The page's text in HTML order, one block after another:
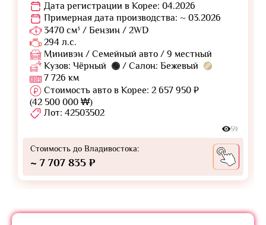
Дата регистрации в Корее: 04.2026
Примерная дата производства: ~ 03.2026
3470 см³ / Бензин / 2WD
294 л.с.
Минивэн / Семейный авто / 9 местный
Кузов: Чёрный
/ Салон: Бежевый
7 726 км
Стоимость авто в Корее: 2 657 950 ₽
(42 500 000 ₩)
Лот: 42503502
59
Стоимость до Владивостока:
~ 7 707 835 ₽